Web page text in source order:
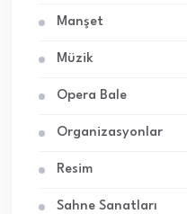
Manşet
Müzik
Opera Bale
Organizasyonlar
Resim
Sahne Sanatları